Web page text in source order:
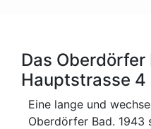
Das Oberdörfer
Hauptstrasse 4
Eine lange und
Oberdörfer Bad. 1943